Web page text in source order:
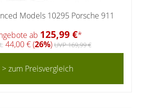
Models 10295 Porsche 911
ab 125,99 €*
44,00 € (26%)UVP 169,99 €
> zum Preisvergleich